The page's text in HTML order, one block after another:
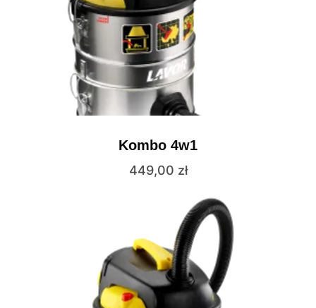
Kombo 4w1
449,00 zł